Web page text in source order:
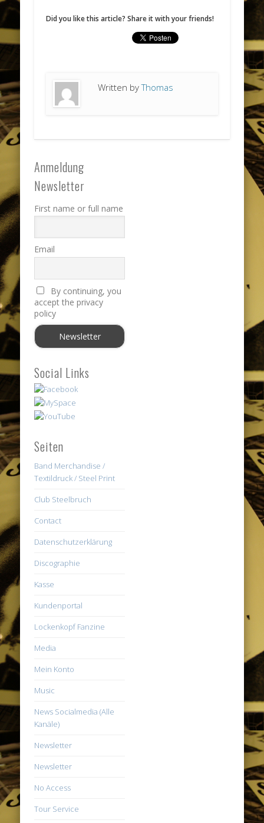
Did you like this article? Share it with your friends!
Written byThomas
Anmeldung
Newsletter
First name or full name
Email
By continuing, you
accept the privacy
policy
Social Links
Seiten
Band Merchandise /
Textildruck / Steel Print
Club Steelbruch
Contact
Datenschutzerklärung
Discographie
Kasse
Kundenportal
Lockenkopf Fanzine
Media
Mein Konto
Music
News Socialmedia (Alle
Kanäle)
Newsletter
Newsletter
No Access
Tour Service